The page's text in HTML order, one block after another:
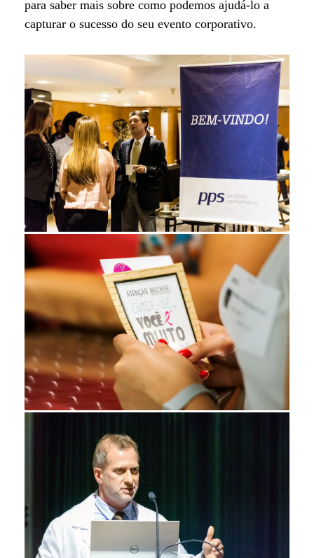
para saber mais sobre como podemos ajudá-lo a
capturar o sucesso do seu evento corporativo.